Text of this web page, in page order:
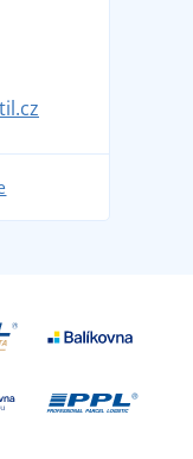
připravte